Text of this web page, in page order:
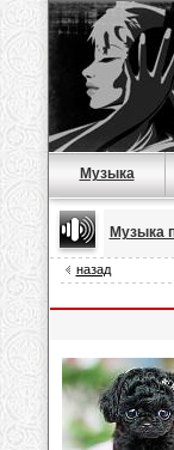
Музыка
Музыка
назад